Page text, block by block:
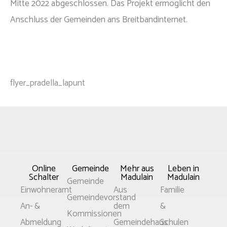
Mitte 2022 abgeschlossen. Das Projekt ermöglicht den
Anschluss der Gemeinden ans Breitbandinternet.
flyer_pradella_lapunt
Online
Schalter
Main
Menu
Einwohneramt
An- &
Abmeldung
Gemeinde
Main
Menu
Gemeinde
Gemeindevorstand
Kommissionen
Mehr aus
Madulain
Main
Menu
Aus
dem
Gemeindehaus
Leben in
Madulain
Main
Menu
Familie
&
Schulen